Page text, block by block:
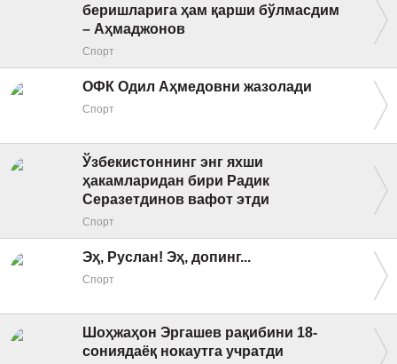
беришларига ҳам қарши бўлмасдим
– Аҳмаджонов
Спорт
ОФК Одил Аҳмедовни жазолади
Спорт
Ўзбекистоннинг энг яхши
ҳакамларидан бири Радик
Серазетдинов вафот этди
Спорт
Эҳ, Руслан! Эҳ, допинг...
Спорт
Шоҳжаҳон Эргашев рақибини 18-
сониядаёқ нокаутга учратди